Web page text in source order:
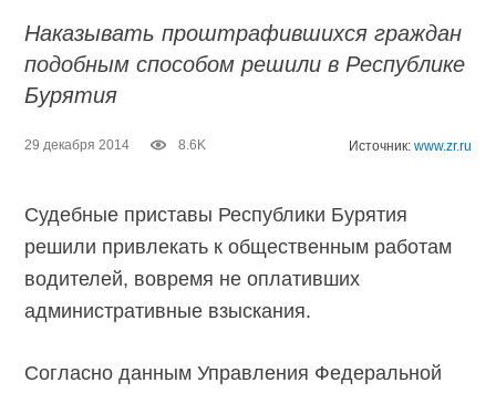
Наказывать проштрафившихся граждан
подобным способом решили в Республике
Бурятия
29 декабря 2014 8.6K Источник: www.zr.ru
Судебные приставы Республики Бурятия
решили привлекать к общественным работам
водителей, вовремя не оплативших
административные взыскания.
Согласно данным Управления Федеральной